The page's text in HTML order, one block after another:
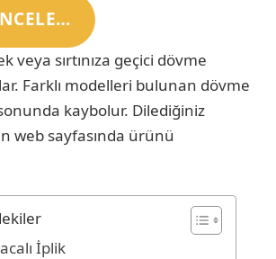
veya sırtınıza geçici dövme
Farklı modelleri bulunan dövme
kaybolur. Dilediğiniz
web sayfasında ürünü
İplik